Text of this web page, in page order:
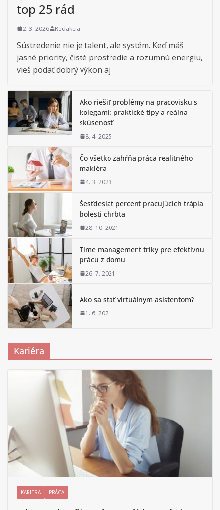
top 25 rád
2. 3. 2026 Redakcia
Sústredenie nie je talent, ale systém. Keď máš
jasné priority, čisté prostredie a rozumnú energiu,
vieš podať dobrý výkon aj
Ako riešiť problémy na pracovisku s
kolegami: praktické tipy a reálna
skúsenosť
8. 4. 2025
Čo všetko zahŕňa práca realitného
makléra
4. 3. 2023
Šesťdesiat percent pracujúcich trápia
bolesti chrbta
28. 10. 2021
Time management triky pre efektívnu
prácu z domu
26. 7. 2021
Ako sa stať virtuálnym asistentom?
1. 6. 2021
Kariéra
KARIÉRA PRÁCA